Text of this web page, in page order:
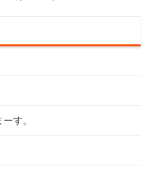
す。